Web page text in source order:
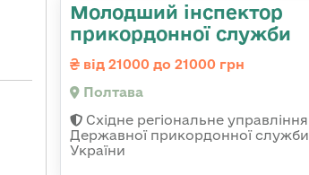
Молодший інспектор
прикордонної служби
від 21000 до 21000 грн
Полтава
Східне регіональне управління
Державної прикордонної служби
України